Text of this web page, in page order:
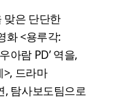
맞은 단단한
화 <용루각:
아람 PD’ 역을,
>, 드라마
, 탐사보도팀으로